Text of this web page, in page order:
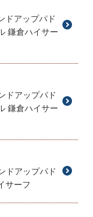
ドアップパド
鎌倉ハイサー
ドアップパド
鎌倉ハイサー
ドアップパド
サーフ